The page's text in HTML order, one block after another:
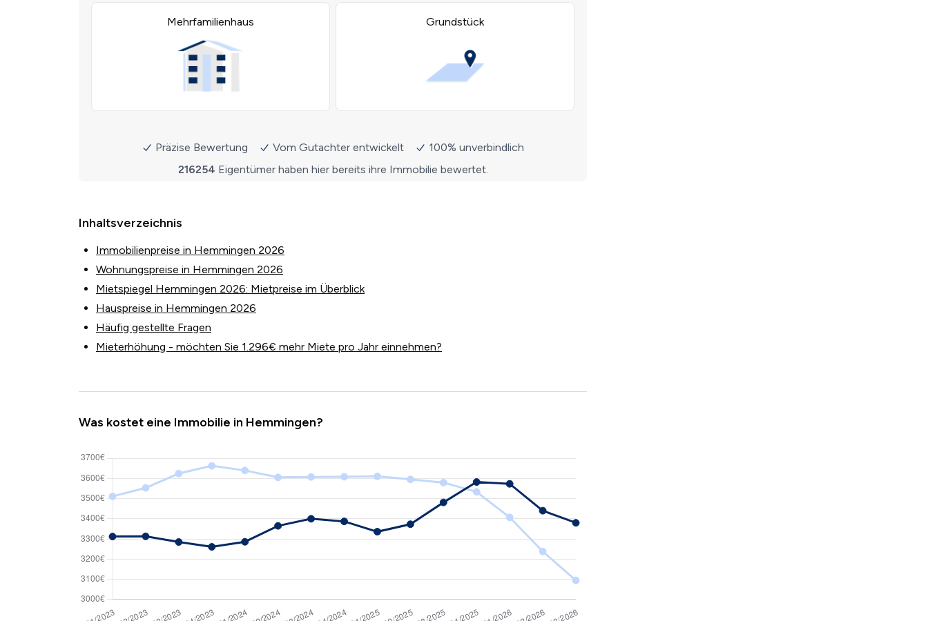
Inhaltsverzeichnis
Immobilienpreise in Hemmingen 2026
Wohnungspreise in Hemmingen 2026
Mietspiegel Hemmingen 2026: Mietpreise im Überblick
Hauspreise in Hemmingen 2026
Häufig gestellte Fragen
Mieterhöhung - möchten Sie 1.296€ mehr Miete pro Jahr einnehmen?
Was kostet eine Immobilie in Hemmingen?